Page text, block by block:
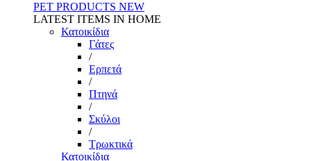
PET PRODUCTS NEW
LATEST ITEMS IN HOME
Κατοικίδια
Γάτες
/
Ερπετά
/
Πτηνά
/
Σκύλοι
/
Τρωκτικά
Κατοικίδια